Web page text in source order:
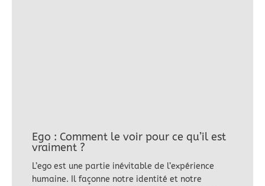
Ego : Comment le voir pour ce qu’il est
vraiment ?
L’ego est une partie inévitable de l’expérience
humaine. Il façonne notre identité et notre